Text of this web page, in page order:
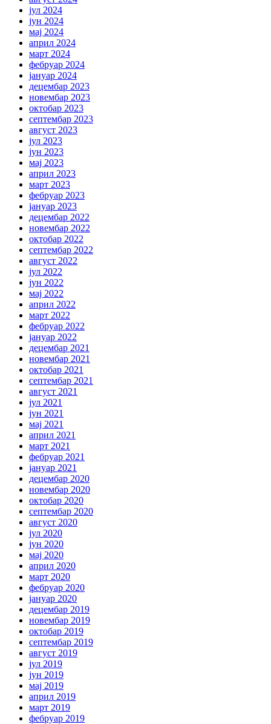
јул 2024
јун 2024
мај 2024
април 2024
март 2024
фебруар 2024
јануар 2024
децембар 2023
новембар 2023
октобар 2023
септембар 2023
август 2023
јул 2023
јун 2023
мај 2023
април 2023
март 2023
фебруар 2023
јануар 2023
децембар 2022
новембар 2022
октобар 2022
септембар 2022
август 2022
јул 2022
јун 2022
мај 2022
април 2022
март 2022
фебруар 2022
јануар 2022
децембар 2021
новембар 2021
октобар 2021
септембар 2021
август 2021
јул 2021
јун 2021
мај 2021
април 2021
март 2021
фебруар 2021
јануар 2021
децембар 2020
новембар 2020
октобар 2020
септембар 2020
август 2020
јул 2020
јун 2020
мај 2020
април 2020
март 2020
фебруар 2020
јануар 2020
децембар 2019
новембар 2019
октобар 2019
септембар 2019
август 2019
јул 2019
јун 2019
мај 2019
април 2019
март 2019
фебруар 2019